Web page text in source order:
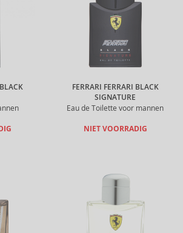
FERRARI FERRARI BLACK
SIGNATURE
Eau de Toilette voor mannen
NIET VOORRADIG